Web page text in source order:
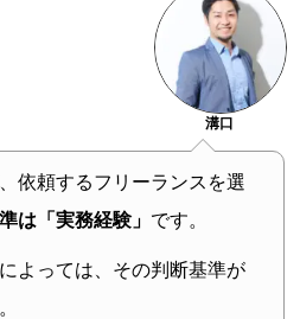
溝口
依頼するフリーランスを選
は「実務経験」 です。
よっては、その判断基準が